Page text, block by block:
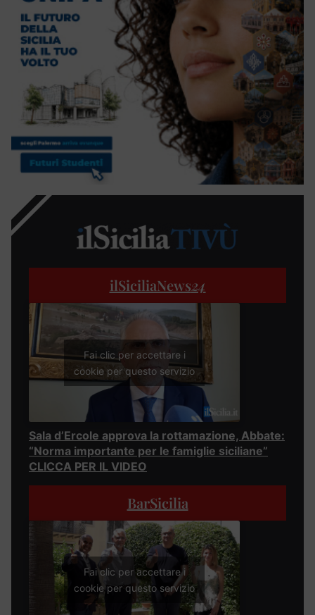
ilSiciliaNews24
Fai clic per accettare i
cookie per questo servizio
Sala d’Ercole approva la rottamazione, Abbate:
“Norma importante per le famiglie siciliane”
CLICCA PER IL VIDEO
BarSicilia
Fai clic per accettare i
cookie per questo servizio